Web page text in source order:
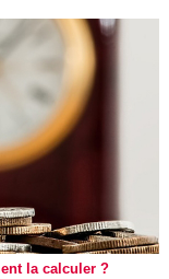
la calculer ?